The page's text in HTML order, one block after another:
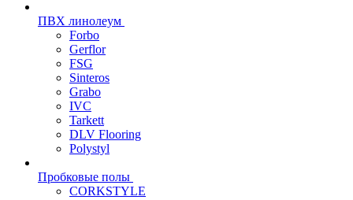
ПВХ линолеум
Forbo
Gerflor
FSG
Sinteros
Grabo
IVC
Tarkett
DLV Flooring
Polystyl
Пробковые полы
CORKSTYLE